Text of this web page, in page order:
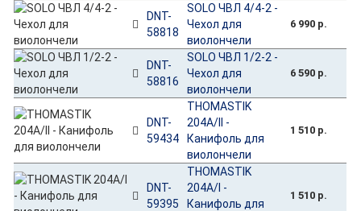
DNT-
58818
SOLO ЧВЛ 4/4-2 -
Чехол для
виолончели
6 990 р.
DNT-
58816
SOLO ЧВЛ 1/2-2 -
Чехол для
виолончели
6 590 р.
DNT-
59434
THOMASTIK
204A/II -
Канифоль для
виолончели
1 510 р.
DNT-
59395
THOMASTIK
204A/I -
Канифоль для
1 510 р.